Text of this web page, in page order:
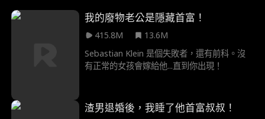
我的廢物老公是隱藏首富！
415.8M
13.6M
Sebastian Klein 是個失敗者，還有前科。沒
有正常的女孩會嫁給他...直到你出現！
渣男退婚後，我睡了他首富叔叔！